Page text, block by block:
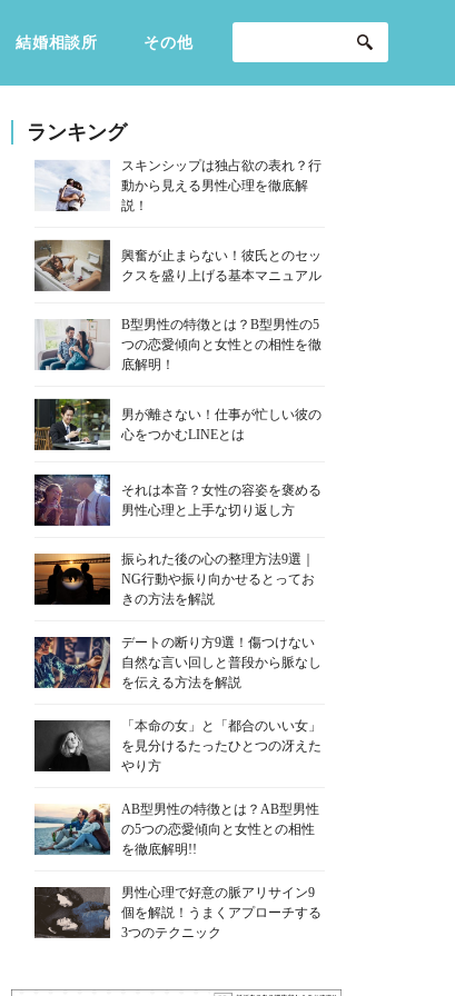
結婚相談所 その他
ランキング
スキンシップは独占欲の表れ？行
動から見える男性心理を徹底解
説！
興奮が止まらない！彼氏とのセッ
クスを盛り上げる基本マニュアル
B型男性の特徴とは？B型男性の5
つの恋愛傾向と女性との相性を徹
底解明！
男が離さない！仕事が忙しい彼の
心をつかむLINEとは
それは本音？女性の容姿を褒める
男性心理と上手な切り返し方
振られた後の心の整理方法9選｜
NG行動や振り向かせるとってお
きの方法を解説
デートの断り方9選！傷つけない
自然な言い回しと普段から脈なし
を伝える方法を解説
「本命の女」と「都合のいい女」
を見分けるたったひとつの冴えた
やり方
AB型男性の特徴とは？AB型男性
の5つの恋愛傾向と女性との相性
を徹底解明!!
男性心理で好意の脈アリサイン9
個を解説！うまくアプローチする
3つのテクニック